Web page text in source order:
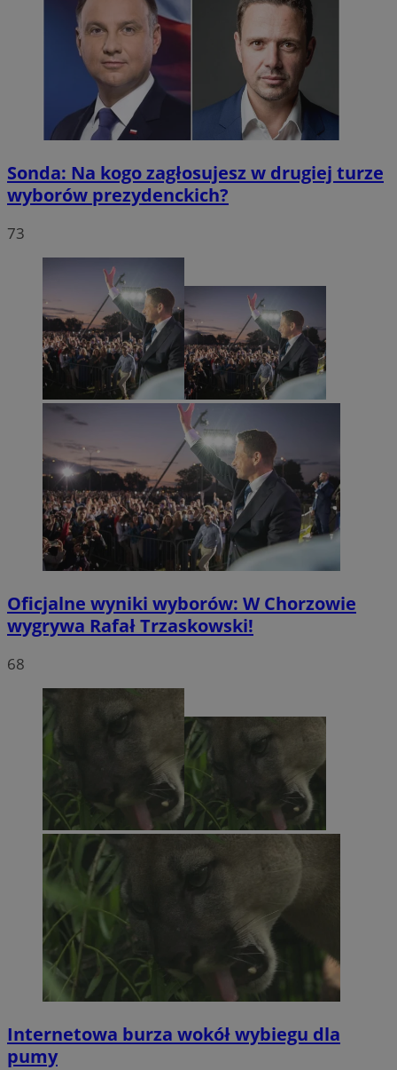
Sonda: Na kogo zagłosujesz w drugiej turze
wyborów prezydenckich?
73
Oficjalne wyniki wyborów: W Chorzowie
wygrywa Rafał Trzaskowski!
68
Internetowa burza wokół wybiegu dla
pumy